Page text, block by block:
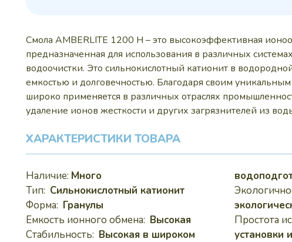
Смола AMBERLITE 1200 H – это высокоэффективная
предназначенная для использования в различных
водоочистки. Это сильнокислотный катионит в
емкостью и долговечностью. Благодаря своим
широко применяется в различных отраслях
удаление ионов жесткости и других загрязнителей из
ХАРАКТЕРИСТИКИ ТОВАРА
Наличие: Много
Тип: Сильнокислотный катионит
Форма: Гранулы
Емкость ионного обмена: Высокая
Стабильность: Высокая в широком
Простота
установки